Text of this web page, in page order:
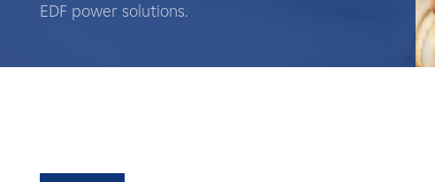
EDF power solutions.